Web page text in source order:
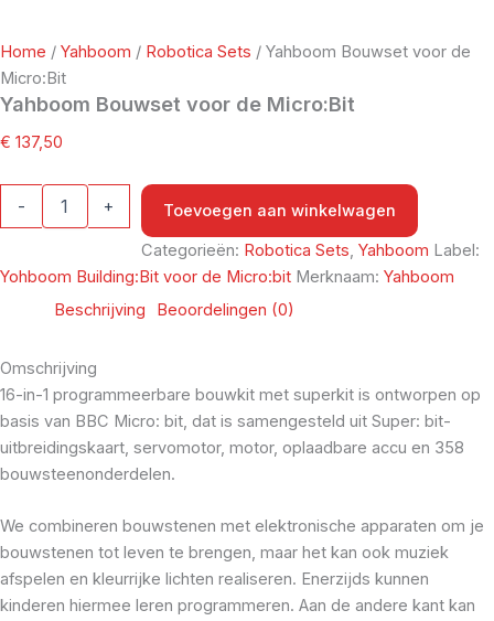
Home / Yahboom / Robotica Sets / Yahboom Bouwset voor de
Micro:Bit
Yahboom Bouwset voor de Micro:Bit
€ 137,50
- +
Toevoegen aan winkelwagen
Categorieën: Robotica Sets ,Yahboom Label:
Yohboom Building:Bit voor de Micro:bit Merknaam: Yahboom
Beschrijving
Beoordelingen (0)
Omschrijving
16-in-1 programmeerbare bouwkit met superkit is ontworpen op
basis van BBC Micro: bit, dat is samengesteld uit Super: bit-
uitbreidingskaart, servomotor, motor, oplaadbare accu en 358
bouwsteenonderdelen.
We combineren bouwstenen met elektronische apparaten om je
bouwstenen tot leven te brengen, maar het kan ook muziek
afspelen en kleurrijke lichten realiseren. Enerzijds kunnen
kinderen hiermee leren programmeren. Aan de andere kant kan